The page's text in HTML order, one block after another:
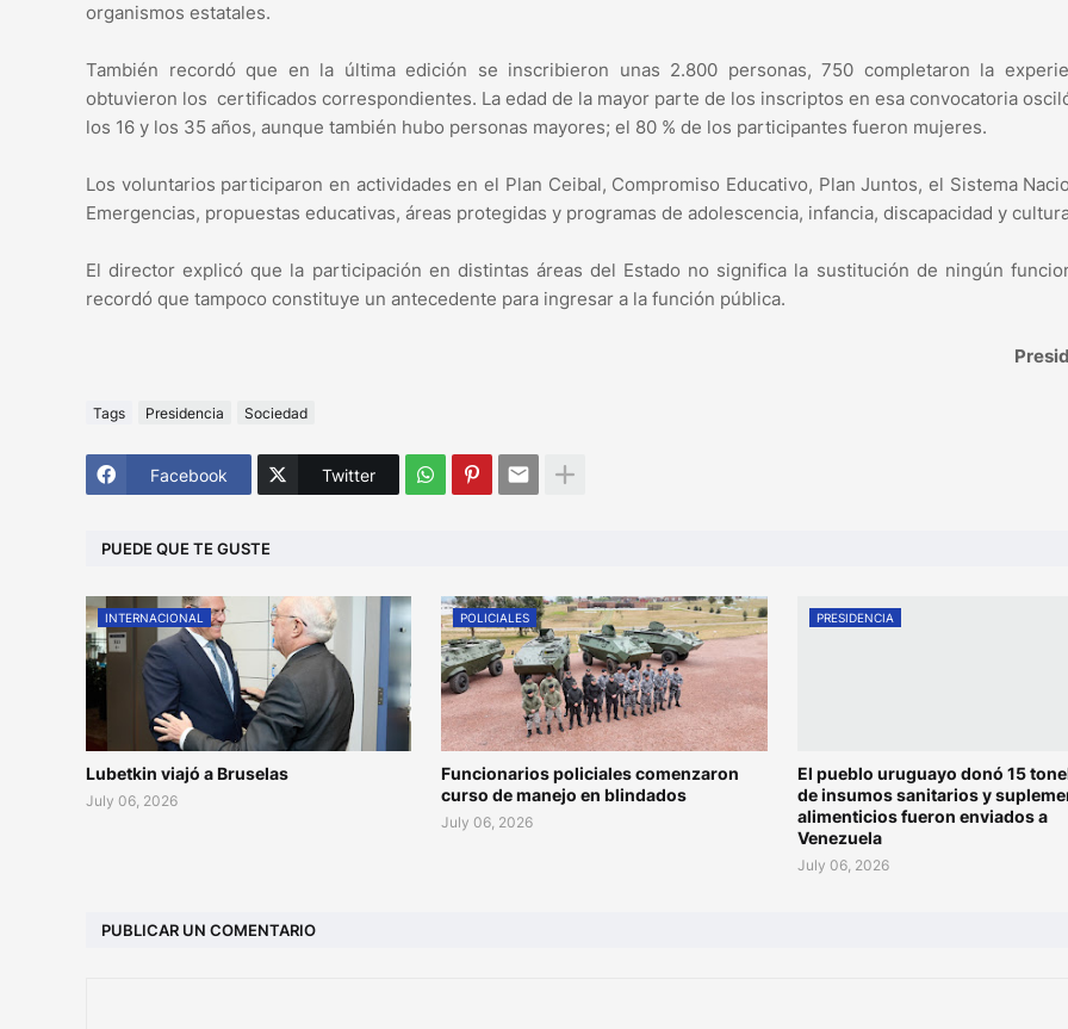
organismos estatales.
También recordó que en la última edición se inscribieron unas 2.800 personas, 750 completaron la
obtuvieron los certificados correspondientes. La edad de la mayor parte de los inscriptos en esa convocatoria
los 16 y los 35 años, aunque también hubo personas mayores; el 80 % de los participantes fueron mujeres.
Los voluntarios participaron en actividades en el Plan Ceibal, Compromiso Educativo, Plan Juntos, el Sistema
Emergencias, propuestas educativas, áreas protegidas y programas de adolescencia, infancia, discapacidad y
El director explicó que la participación en distintas áreas del Estado no significa la sustitución de ningún
recordó que tampoco constituye un antecedente para ingresar a la función pública.
Tags Presidencia Sociedad
Facebook Twitter
PUEDE QUE TE GUSTE
INTERNACIONAL
Lubetkin viajó a Bruselas
July 06, 2026
POLICIALES
Funcionarios policiales comenzaron
curso de manejo en blindados
July 06, 2026
PRESIDENCIA
El pueblo uruguayo donó 15
de insumos sanitarios y
alimenticios fueron enviados a
Venezuela
July 06, 2026
PUBLICAR UN COMENTARIO